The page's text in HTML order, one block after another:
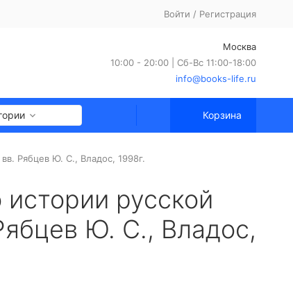
Войти / Регистрация
Москва
10:00 - 20:00 | Сб-Вс 11:00-18:00
info@books-life.ru
Корзина
вв. Рябцев Ю. С., Владос, 1998г.
русской
Ю. С., Владос,